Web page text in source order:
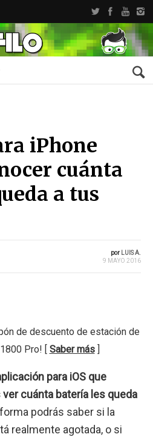
iPhone
cuánta
a tus
por LUIS A.
9 MAYO 2016
de descuento de estación de
Pro! [ Saber más]
para iOS que
cuánta batería les queda
podrás saber si la
realmente agotada, o si